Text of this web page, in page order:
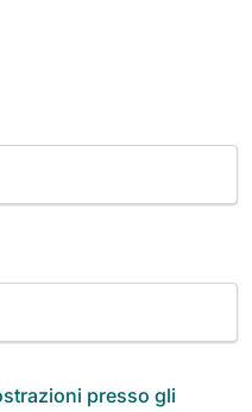
presso gli